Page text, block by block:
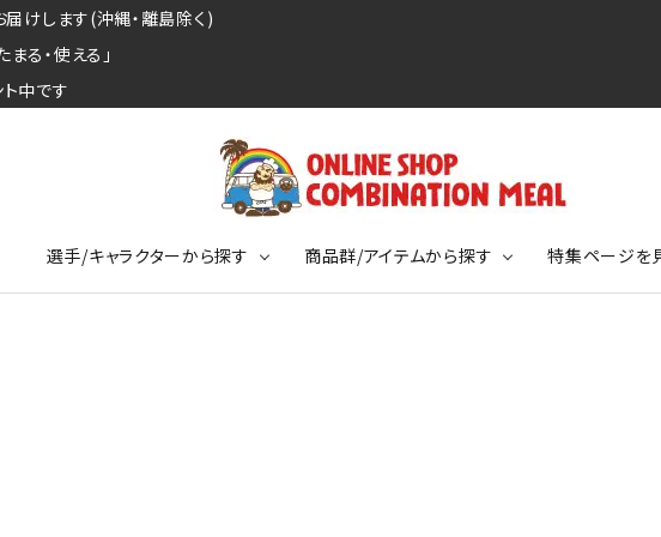
けします(沖縄・離島除く)
る・使える」
中です
選手/キャラクターから探す 商品群/アイテムから探す 特集ページを